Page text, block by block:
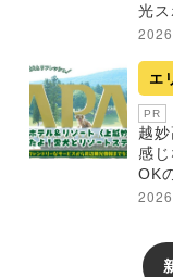
光
エ
PR
越
感
OK